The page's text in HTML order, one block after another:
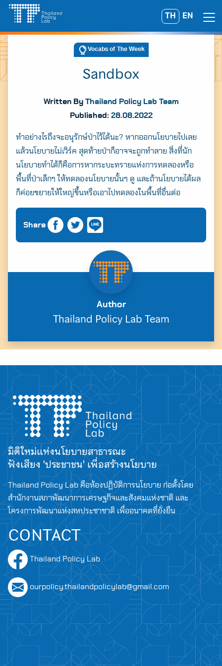
Skip
content
TH EN
A
Search
for:
Search
for:
Vocabs of The Week
Sandbox
Written By Thailand Policy Lab Team
Published: 28.08.2022
ทำอย่างไรถึงจะอนุรักษ์ป่าไว้ได้นะ? หากออกนโยบายไปเลย
แล้วนโยบายไม่เวิร์ค สุดท้ายป่าก็อาจจะถูกทำลาย สิ่งที่นัก
นโยบายทำได้ก็คือการหากระบะทรายแห่งการทดลองหรือ
พื้นที่ป่าเล็กๆ ให้ทดลองนโยบายนั้นๆ ดู และถ้านโยบายได้ผล
ก็ค่อยขยายให้ใหญ่ขึ้นหรือเอาไปทดลองในพื้นที่อื่นต่อ
Share
Author
Thailand Policy Lab Team
มิติใหม่แห่งนโยบายสาธารณะ
ฟังเสียง 'ประชาชน' เพื่อสร้างนโยบาย
Thailand Policy Lab คือห้องปฏิบัติการนโยบาย ก่อตั้งโดย
สำนักงานสภาพัฒนาการเศรษฐกิจและสังคมแห่งชาติ และ
โครงการพัฒนาแห่งสหประชาชาติ เพื่ออนาคตที่ยั่งยืน
CONTACT
Thailand Policy Lab
ourpolicy.thailandpolicylab@gmail.com